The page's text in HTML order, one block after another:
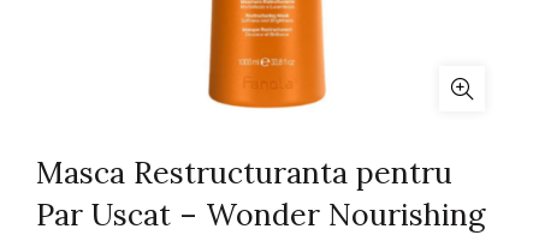
Masca Restructuranta pentru
Par Uscat – Wonder Nourishing